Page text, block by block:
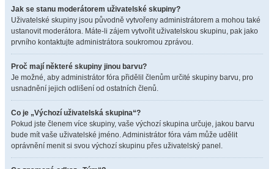
Jak se stanu moderátorem uživatelské skupiny?
Uživatelské skupiny jsou původně vytvořeny administrátorem a mohou také
ustanovit moderátora. Máte-li zájem vytvořit uživatelskou skupinu, pak jako
prvního kontaktujte administrátora soukromou zprávou.
Proč mají některé skupiny jinou barvu?
Je možné, aby administrátor fóra přidělil členům určité skupiny barvu, pro
usnadnění jejich odlišení od ostatních členů.
Co je „Výchozí uživatelská skupina“?
Pokud jste členem více skupiny, vaše výchozí skupina určuje, jakou barvu
bude mít vaše uživatelské jméno. Administrátor fóra vám může udělit
oprávnění menit si svou výchozí skupinu přes uživatelský panel.